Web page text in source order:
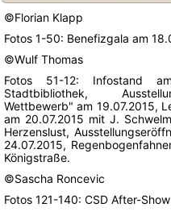
©Florian Klapp
Fotos 1-50: Benefizgala am
©Wulf Thomas
Fotos 51-12: Infostand
Stadtbibliothek,
Wettbewerb" am 19.07.2015,
am 20.07.2015 mit J.
Herzenslust,
24.07.2015,
Königstraße.
©Sascha Roncevic
Fotos 121-140: CSD After-